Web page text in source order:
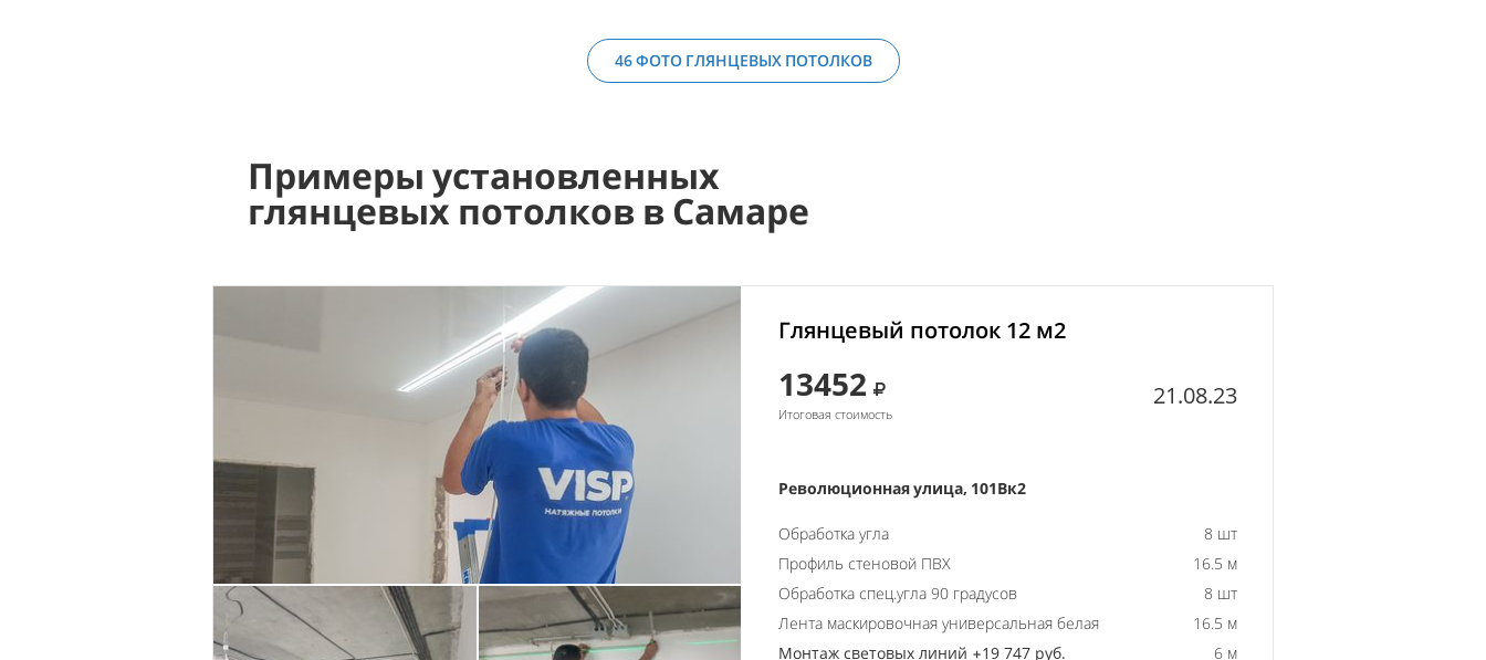
46 ФОТО ГЛЯНЦЕВЫХ ПОТОЛКОВ
Примеры установленных
глянцевых потолков в Самаре
Глянцевый потолок 12 м2
13452
Итоговая стоимость
21.08.23
Революционная улица, 101Вк2
Обработка угла
8 шт
Профиль стеновой ПВХ
16.5 м
Обработка спец.угла 90 градусов
8 шт
Лента маскировочная универсальная белая
16.5 м
Монтаж световых линий +19 747 руб.
6 м